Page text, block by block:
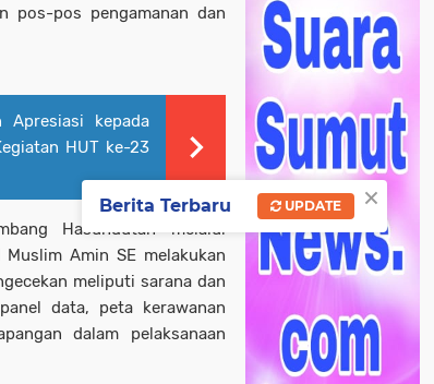
pos-pos pengamanan dan
Apresiasi kepada
HUT ke-23
Hasundutan melalui
Amin SE melakukan
meliputi sarana dan
data, peta kerawanan
dalam pelaksanaan
×
Berita Terbaru UPDATE